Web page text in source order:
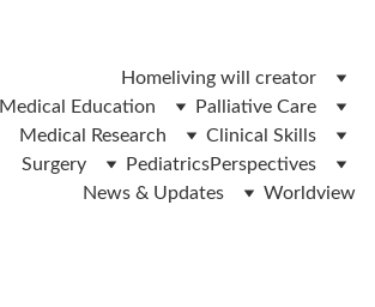
Home living will creator
Medical Education
Palliative Care
Medical Research
Clinical Skills
Surgery
PediatricsPerspectives
News & Updates
Worldview